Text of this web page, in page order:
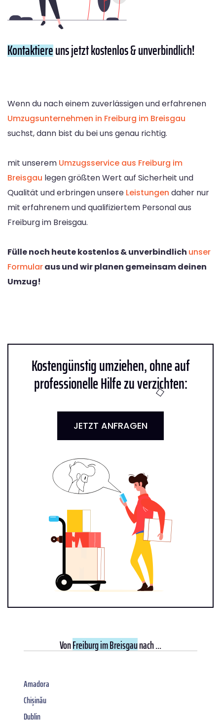
Kontaktiereuns jetzt kostenlos & unverbindlich!
Wenn du nach einem zuverlässigen und erfahrenen
Umzugsunternehmen in Freiburg im Breisgau
suchst, dann bist du bei uns genau richtig.
mit unserem Umzugsservice aus Freiburg im
Breisgau legen größten Wert auf Sicherheit und
Qualität und erbringen unsere Leistungen daher nur
mit erfahrenem und qualifiziertem Personal aus
Freiburg im Breisgau.
Fülle noch heute kostenlos & unverbindlich unser
Formularaus und wir planen gemeinsam deinen
Umzug!
Kostengünstig umziehen, ohne auf
professionelle Hilfe zu verzichten:
JETZT ANFRAGEN
VonFreiburg im Breisgaunach ...
Amadora
Chișinău
Dublin